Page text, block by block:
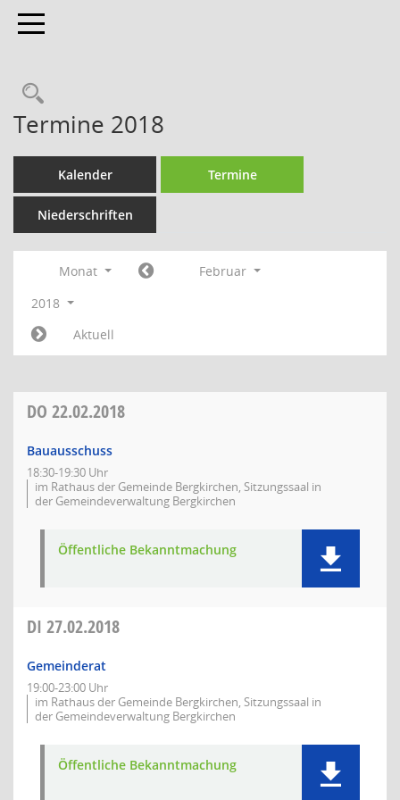
Toggle navigation
Termine 2018
Kalender Termine
Niederschriften
Monat
Februar
2018
Aktuell
DO 22.02.2018
Bauausschuss
18:30-19:30 Uhr
im Rathaus der Gemeinde Bergkirchen, Sitzungssaal in
der Gemeindeverwaltung Bergkirchen
Öffentliche Bekanntmachung
DI 27.02.2018
Gemeinderat
19:00-23:00 Uhr
im Rathaus der Gemeinde Bergkirchen, Sitzungssaal in
der Gemeindeverwaltung Bergkirchen
Öffentliche Bekanntmachung